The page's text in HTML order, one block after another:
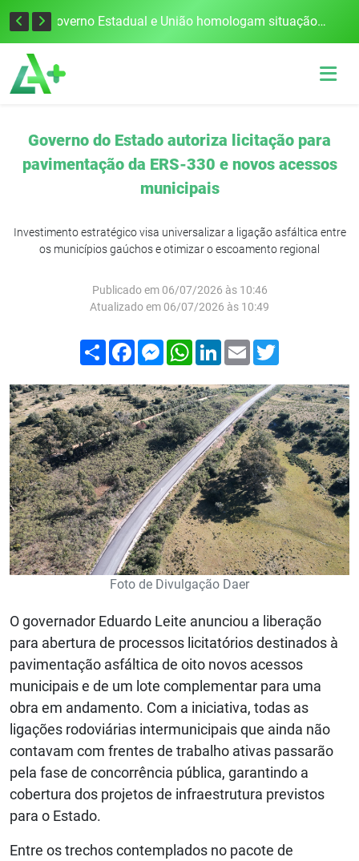
Defesa Civil alerta para risco de tornado e tempestades severas no RS entre esta quinta e sexta-feira Governo Estadual e União homologam situação de emergência em Frederico Westphalen após vendaval
Governo do Estado autoriza licitação para
pavimentação da ERS-330 e novos acessos
municipais
Investimento estratégico visa universalizar a ligação asfáltica entre
os municípios gaúchos e otimizar o escoamento regional
Publicado em 06/07/2026 às 10:46
Atualizado em 06/07/2026 às 10:49
Compartilhar
FacebookMessenger
WhatsApp
LinkedIn
Email
Foto de Divulgação Daer
O governador Eduardo Leite anunciou a liberação
para abertura de processos licitatórios destinados à
pavimentação asfáltica de oito novos acessos
municipais e de um lote complementar para uma
obra em andamento. Com a iniciativa, todas as
ligações rodoviárias intermunicipais que ainda não
contavam com frentes de trabalho ativas passarão
pela fase de concorrência pública, garantindo a
cobertura dos projetos de infraestrutura previstos
para o Estado.
Entre os trechos contemplados no pacote de